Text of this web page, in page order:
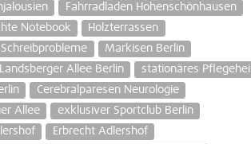
Fahrradladen Hohenschönhausen
Notebook
Holzterrassen
Schreibprobleme
Markisen Berlin
Allee Berlin
stationäres
Cerebralparesen Neurologie
Allee
exklusiver Sportclub Berlin
Erbrecht Adlershof